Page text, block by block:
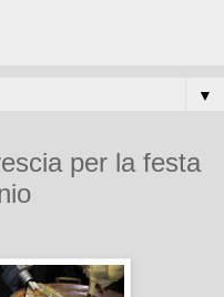
▼
per la festa